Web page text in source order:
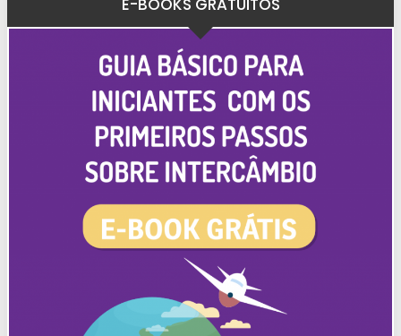
E-BOOKS GRATUITOS